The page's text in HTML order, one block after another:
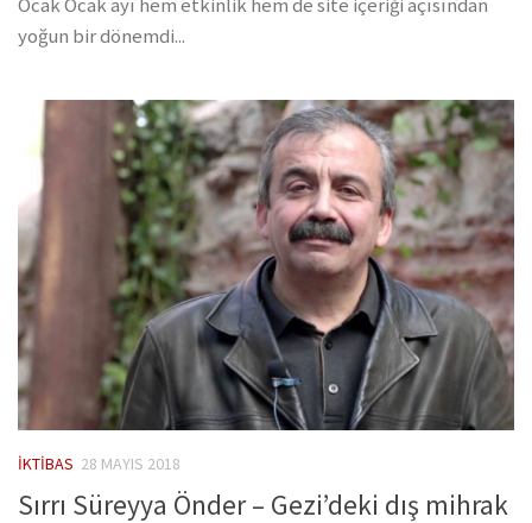
Ocak Ocak ayı hem etkinlik hem de site içeriği açısından
yoğun bir dönemdi...
İKTIBAS 28 MAYIS 2018
Sırrı Süreyya Önder – Gezi’deki dış mihrak